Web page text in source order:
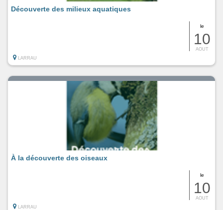
le
10
AOUT
Découverte des milieux aquatiques
LARRAU
le
10
AOUT
À la découverte des oiseaux
LARRAU